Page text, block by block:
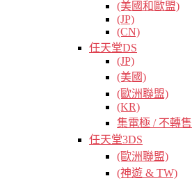
(美國和歐盟)
(JP)
(CN)
任天堂DS
(JP)
(美國)
(歐洲聯盟)
(KR)
集電極 / 不轉售
任天堂3DS
(歐洲聯盟)
(神遊 & TW)